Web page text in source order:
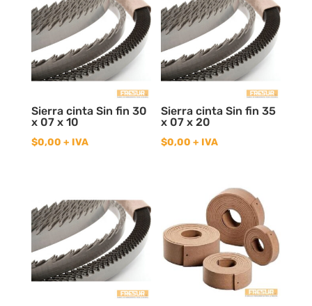
Sierra cinta Sin fin 30
x 07 x 10
$0,00 + IVA
Sierra cinta Sin fin 35
x 07 x 20
$0,00 + IVA